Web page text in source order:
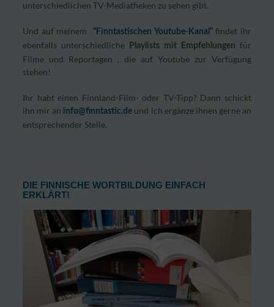
unterschiedlichen TV-Mediatheken zu sehen gibt.
Und auf meinem “Finntastischen Youtube-Kanal“findet ihr
ebenfalls unterschiedliche Playlists mit Empfehlungen für
Filme und Reportagen , die auf Youtube zur Verfügung
stehen!
Ihr habt einen Finnland-Film- oder TV-Tipp? Dann schickt
ihn mir an info@finntastic.de und ich ergänze ihnen gerne an
entsprechender Stelle.
DIE FINNISCHE WORTBILDUNG EINFACH
ERKLÄRT!